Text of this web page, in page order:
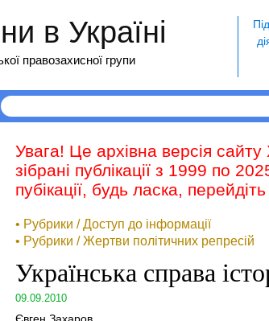
в Україні
правозахисної групи
Увага! Це архівна версія
зібрані публікації з 1999 по
пубікації, будь ласка,
• Рубрики / Доступ до інформації
• Рубрики / Жертви політичних репресій
Українська справа
09.09.2010